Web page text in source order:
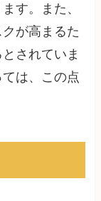
す。また、
が高まるた
されていま
は、この点